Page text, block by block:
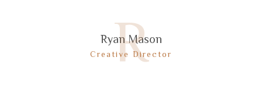
R
Ryan Mason
Creative Director